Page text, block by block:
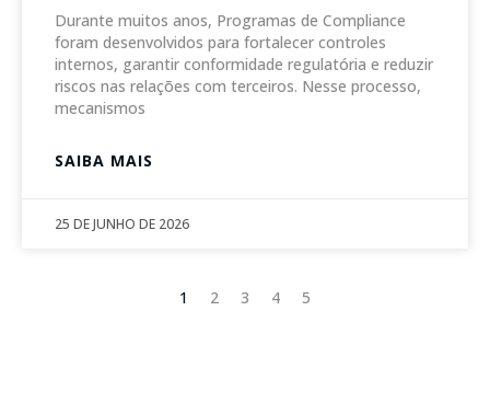
Durante muitos anos, Programas de Compliance
foram desenvolvidos para fortalecer controles
internos, garantir conformidade regulatória e reduzir
riscos nas relações com terceiros. Nesse processo,
mecanismos
SAIBA MAIS
25 DE JUNHO DE 2026
1 2 3 4 5